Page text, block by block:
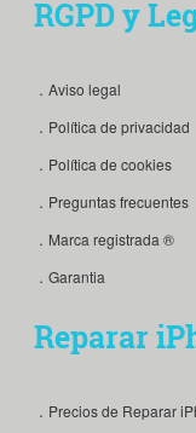
RGPD y
．Aviso legal
．Política de privacidad
．Política de cookies
．Preguntas frecuentes
．Marca registrada ®
．Garantia
Reparar
．Precios de Reparar